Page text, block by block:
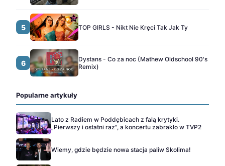
5 TOP GIRLS - Nikt Nie Kręci Tak Jak Ty
6
Dystans - Co za noc (Mathew Oldschool 90's
Remix)
Popularne artykuły
Lato z Radiem w Poddębicach z falą krytyki.
„Pierwszy i ostatni raz", a koncertu zabrakło w TVP2
Wiemy, gdzie będzie nowa stacja paliw Skolima!